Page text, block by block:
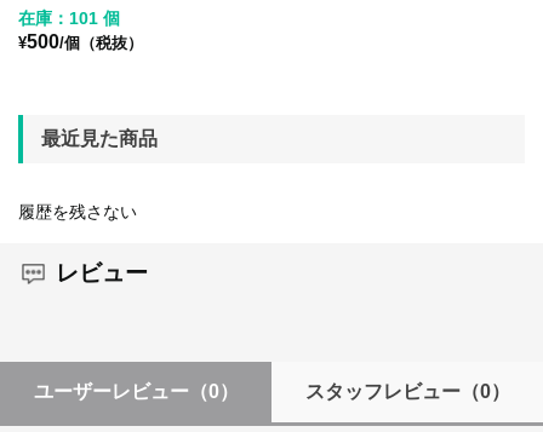
在庫：101 個
¥500/個（税抜）
最近見た商品
履歴を残さない
レビュー
ユーザーレビュー （0） スタッフレビュー（0）